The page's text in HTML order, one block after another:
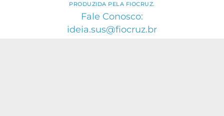
PRODUZIDA PELA FIOCRUZ.
Fale Conosco:
ideia.sus@fiocruz.br